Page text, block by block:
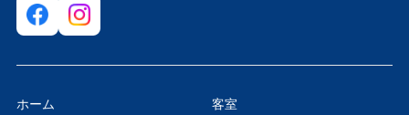
ホーム
客室